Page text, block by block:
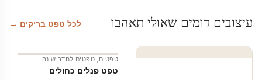
עיצובים דומים שאולי תאהבו לכל טפט בריקים →
טפטים טפטים לחדר שינה
טפט פנלים כחולים